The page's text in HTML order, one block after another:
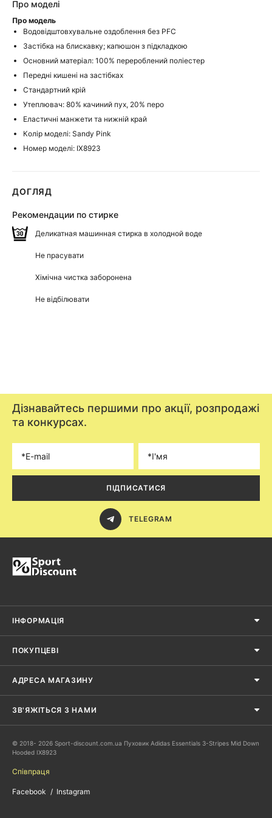
Про моделі
Про модель
Водовідштовхувальне оздоблення без PFC
Застібка на блискавку; капюшон з підкладкою
Основний матеріал: 100% перероблений поліестер
Передні кишені на застібках
Стандартний крій
Утеплювач: 80% качиний пух, 20% перо
Еластичні манжети та нижній край
Колір моделі: Sandy Pink
Номер моделі: IX8923
ДОГЛЯД
Рекомендации по стирке
Деликатная машинная стирка в холодной воде
Не прасувати
Хімічна чистка заборонена
Не відбілювати
Дізнавайтесь першими про акції, розпродажі
та конкурсах.
ПІДПИСАТИСЯ
TELEGRAM
ІНФОРМАЦІЯ
ПОКУПЦЕВІ
АДРЕСА МАГАЗИНУ
ЗВ'ЯЖІТЬСЯ З НАМИ
© 2018- 2026 Sport-discount.com.ua Пуховик Adidas Essentials 3-Stripes Mid Down
Hooded IX8923
Співпраця
Facebook Instagram